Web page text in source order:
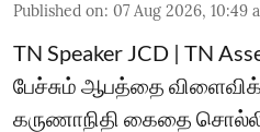
Published on: 07 Aug 2026, 10:49
TN Speaker JCD | TN
பேச்சும் ஆபத்தை
கருணாநிதி கைதை